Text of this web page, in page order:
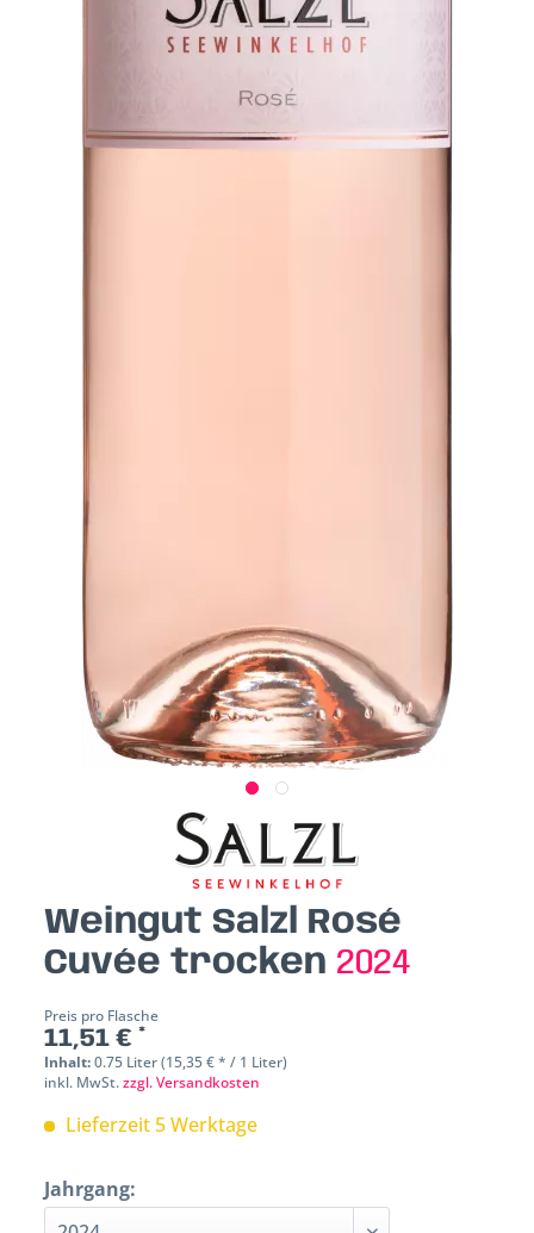
Weingut Salzl Rosé
Cuvée trocken 2024
Preis pro Flasche
11,51 € *
Inhalt:0.75 Liter (15,35 € * / 1 Liter)
inkl. MwSt.zzgl. Versandkosten
Lieferzeit 5 Werktage
Jahrgang: